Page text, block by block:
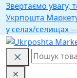
Звертаємо увагу,
Укрпошта Маркету
у селах/селищах